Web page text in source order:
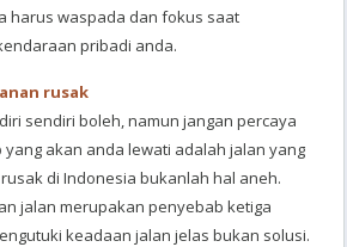
harus waspada dan fokus saat
pribadi anda.
rusak
sendiri boleh, namun jangan percaya
akan anda lewati adalah jalan yang
rusak di Indonesia bukanlah hal aneh.
jalan merupakan penyebab ketiga
keadaan jalan jelas bukan solusi.